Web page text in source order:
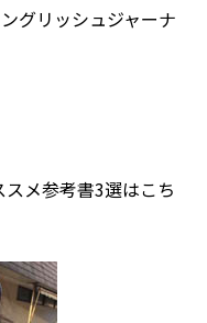
グリッシュジャーナ
メ参考書3選はこち